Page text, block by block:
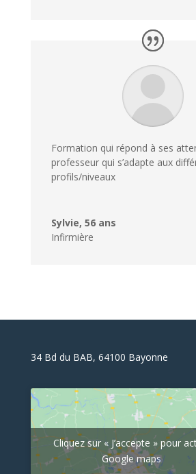
Formation qui répond à ses
professeur qui s’adapte aux
profils/niveaux
Sylvie, 56 ans
Infirmière
34 Bd du BAB, 64100 Bayonne
Cliquez sur « J’accepte » pour
Google maps